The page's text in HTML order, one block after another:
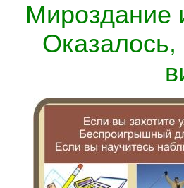
Мироздание
Оказалось,